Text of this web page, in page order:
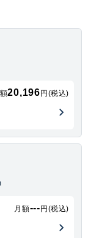
20,196 円(税込)
月額--- 円(税込)